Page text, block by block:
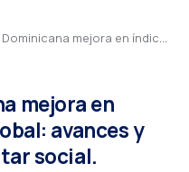
en índice de felicidad global: avances y desafíos en el bienestar social.
mejora en
avances y
social.